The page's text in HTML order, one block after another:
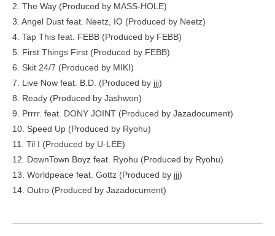
2. The Way (Produced by MASS-HOLE)
3. Angel Dust feat. Neetz, IO (Produced by Neetz)
4. Tap This feat. FEBB (Produced by FEBB)
5. First Things First (Produced by FEBB)
6. Skit 24/7 (Produced by MIKI)
7. Live Now feat. B.D. (Produced by jjj)
8. Ready (Produced by Jashwon)
9. Prrrr. feat. DONY JOINT (Produced by Jazadocument)
10. Speed Up (Produced by Ryohu)
11. Til I (Produced by U-LEE)
12. DownTown Boyz feat. Ryohu (Produced by Ryohu)
13. Worldpeace feat. Gottz (Produced by jjj)
14. Outro (Produced by Jazadocument)